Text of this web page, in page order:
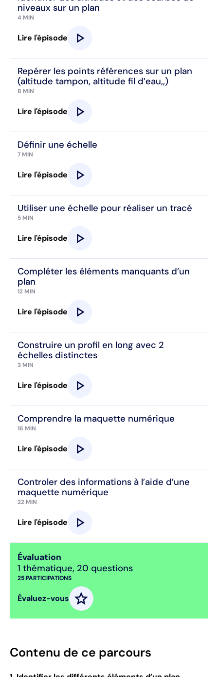
niveaux sur un plan
4 MIN
Lire l'épisode play_arrow
Repérer les points références sur un plan
(altitude tampon, altitude fil d’eau,,)
8 MIN
Lire l'épisode play_arrow
Définir une échelle
7 MIN
Lire l'épisode play_arrow
Utiliser une échelle pour réaliser un tracé
5 MIN
Lire l'épisode play_arrow
Compléter les éléments manquants d’un
plan
12 MIN
Lire l'épisode play_arrow
Construire un profil en long avec 2
échelles distinctes
3 MIN
Lire l'épisode play_arrow
Comprendre la maquette numérique
16 MIN
Lire l'épisode play_arrow
Controler des informations à l’aide d’une
maquette numérique
22 MIN
Lire l'épisode play_arrow
Évaluation
1 thématique, 20 questions
25PARTICIPATIONS
Évaluez-vous star
Contenu de ce parcours